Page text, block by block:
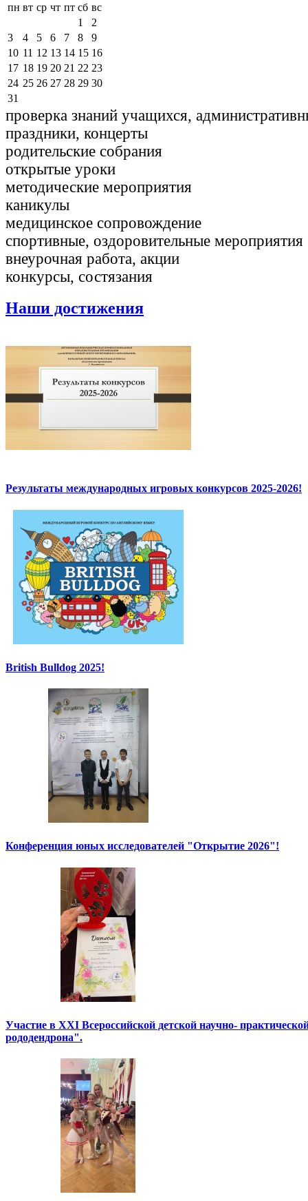
пн вт ср чт пт сб вс
1
2
3
4 5 6 7 8
9
10 11 12 13 14 15 16
17 18 19 20 21 22 23
24 25 26 27 28 29 30
31
проверка знаний учащихся,
праздники, концерты
родительские собрания
открытые уроки
методические мероприятия
каникулы
медицинское сопровождение
спортивные, оздоровительные мероприятия
внеурочная работа, акции
конкурсы, состязания
Наши достижения
Результаты международных игровых конкурсов 2025-2026!
British Bulldog 2025!
Конференция юных исследователей "Открытие 2026"!
Участие в XXI Всероссийской детской научно-
рододендрона".